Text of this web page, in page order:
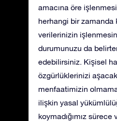
amacına öre
herhangi bir zamanda
verilerinizin
durumunuzu da
edebilirsiniz. Kişisel
özgürlüklerinizi
menfaatimizin
ilişkin yasal
koymadığımız